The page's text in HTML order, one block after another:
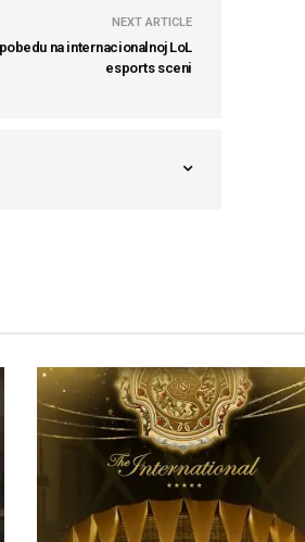
NEXT ARTICLE
na internacionalnoj LoL
esports sceni